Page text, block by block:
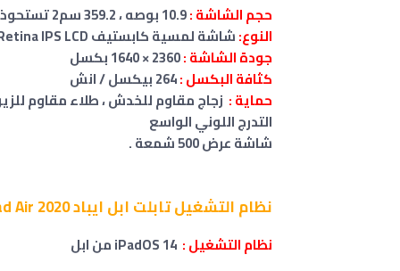
حجمالشاشة:
النوع:شاشة لمسية كابستيف Liquid Retina IPS LCD
جودة الشاشة :
كثافة البكسل :
حماية : زجاج مقاوم للخدش ، طلاء مقاوم
التدرج اللوني الواسع
شاشة عرض 500 شمعة .
نظام التشغيل تابلت ابل ايباد Apple iPad Air 2020 :
نظام التشغيل :